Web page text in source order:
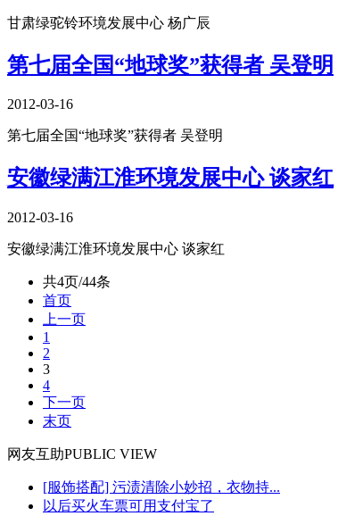
甘肃绿驼铃环境发展中心 杨广辰
第七届全国“地球奖”获得者 吴登明
2012-03-16
第七届全国“地球奖”获得者 吴登明
安徽绿满江淮环境发展中心 谈家红
2012-03-16
安徽绿满江淮环境发展中心 谈家红
共4页/44条
首页
上一页
1
2
3
4
下一页
末页
网友互助PUBLIC VIEW
[服饰搭配] 污渍清除小妙招，衣物持...
以后买火车票可用支付宝了